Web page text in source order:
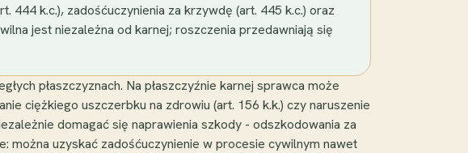
k.c.), zadośćuczynienia za krzywdę (art. 445 k.c.) oraz
jest niezależna od karnej; roszczenia przedawniają się
płaszczyznach. Na płaszczyźnie karnej sprawca może
ciężkiego uszczerbku na zdrowiu (art. 156 k.k.) czy naruszenie
domagać się naprawienia szkody - odszkodowania za
można uzyskać zadośćuczynienie w procesie cywilnym nawet